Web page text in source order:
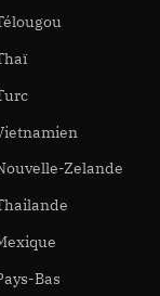
Zelande
Bas